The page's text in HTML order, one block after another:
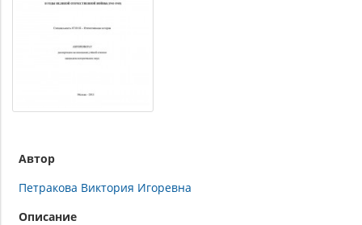
Автор
Петракова Виктория Игоревна
Описание